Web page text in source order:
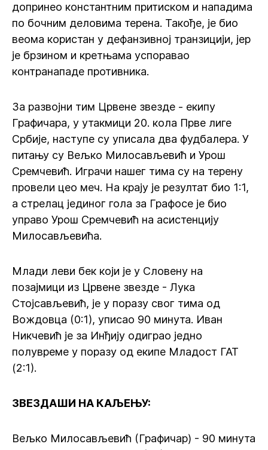
допринео константним притиском и нападима
по бочним деловима терена. Такође, је био
веома користан у дефанзивној транзицији, јер
је брзином и кретњама успоравао
контранападе противника.
За развојни тим Црвене звезде - екипу
Графичара, у утакмици 20. кола Прве лиге
Србије, наступе су уписала два фудбалера. У
питању су Вељко Милосављевић и Урош
Сремчевић. Играчи нашег тима су на терену
провели цео меч. На крају је резултат био 1:1,
а стрелац јединог гола за Графосе је био
управо Урош Сремчевић на асистенцију
Милосављевића.
Млади леви бек који је у Словену на
позајмици из Црвене звезде - Лука
Стојсављевић, је у поразу свог тима од
Вождовца (0:1), уписао 90 минута. Иван
Никчевић је за Инђију одиграо једно
полувреме у поразу од екипе Младост ГАТ
(2:1).
ЗВЕЗДАШИ НА КАЉЕЊУ:
Вељко Милосављевић (Графичар) - 90 минута